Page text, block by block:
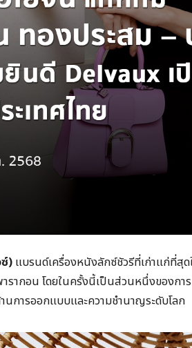
) แบรนด์เครื่องหนังลักซ์ชัวรีที่เก่าแก่ที่สุ
รากอน โดยในครั้งนี้เป็นส่วนหนึ่งของกา
นการออกแบบและความชำนาญระดับโลก